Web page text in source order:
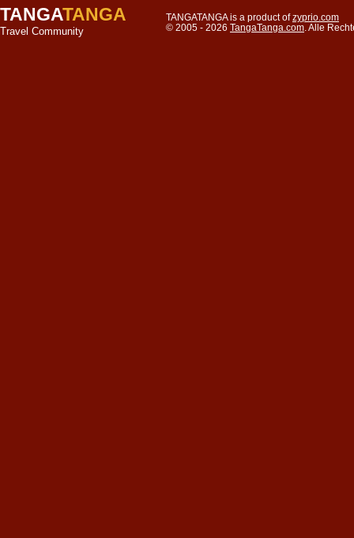
TANGATANGA
Travel Community
TANGATANGA is a product ofzyprio.com
© 2005 - 2026 TangaTanga.com . Alle